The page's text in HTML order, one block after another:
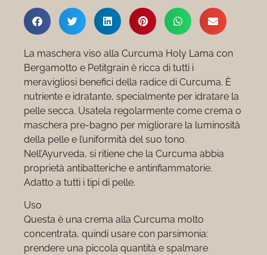
La maschera viso alla Curcuma Holy Lama con
Bergamotto e Petitgrain è ricca di tutti i
meravigliosi benefici della radice di Curcuma. È
nutriente e idratante, specialmente per idratare la
pelle secca. Usatela regolarmente come crema o
maschera pre-bagno per migliorare la luminosità
della pelle e l’uniformità del suo tono.
Nell’Ayurveda, si ritiene che la Curcuma abbia
proprietà antibatteriche e antinfiammatorie.
Adatto a tutti i tipi di pelle.
Uso
Questa è una crema alla Curcuma molto
concentrata, quindi usare con parsimonia:
prendere una piccola quantità e spalmare